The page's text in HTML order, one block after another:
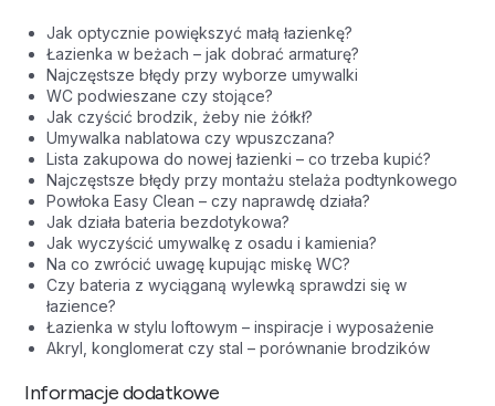
Jak optycznie powiększyć małą łazienkę?
Łazienka w beżach – jak dobrać armaturę?
Najczęstsze błędy przy wyborze umywalki
WC podwieszane czy stojące?
Jak czyścić brodzik, żeby nie żółkł?
Umywalka nablatowa czy wpuszczana?
Lista zakupowa do nowej łazienki – co trzeba kupić?
Najczęstsze błędy przy montażu stelaża podtynkowego
Powłoka Easy Clean – czy naprawdę działa?
Jak działa bateria bezdotykowa?
Jak wyczyścić umywalkę z osadu i kamienia?
Na co zwrócić uwagę kupując miskę WC?
Czy bateria z wyciąganą wylewką sprawdzi się w
łazience?
Łazienka w stylu loftowym – inspiracje i wyposażenie
Akryl, konglomerat czy stal – porównanie brodzików
Informacje dodatkowe